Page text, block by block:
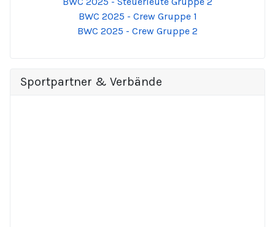
BWC 2025 - Crew Gruppe 1
BWC 2025 - Crew Gruppe 2
Sportpartner & Verbände